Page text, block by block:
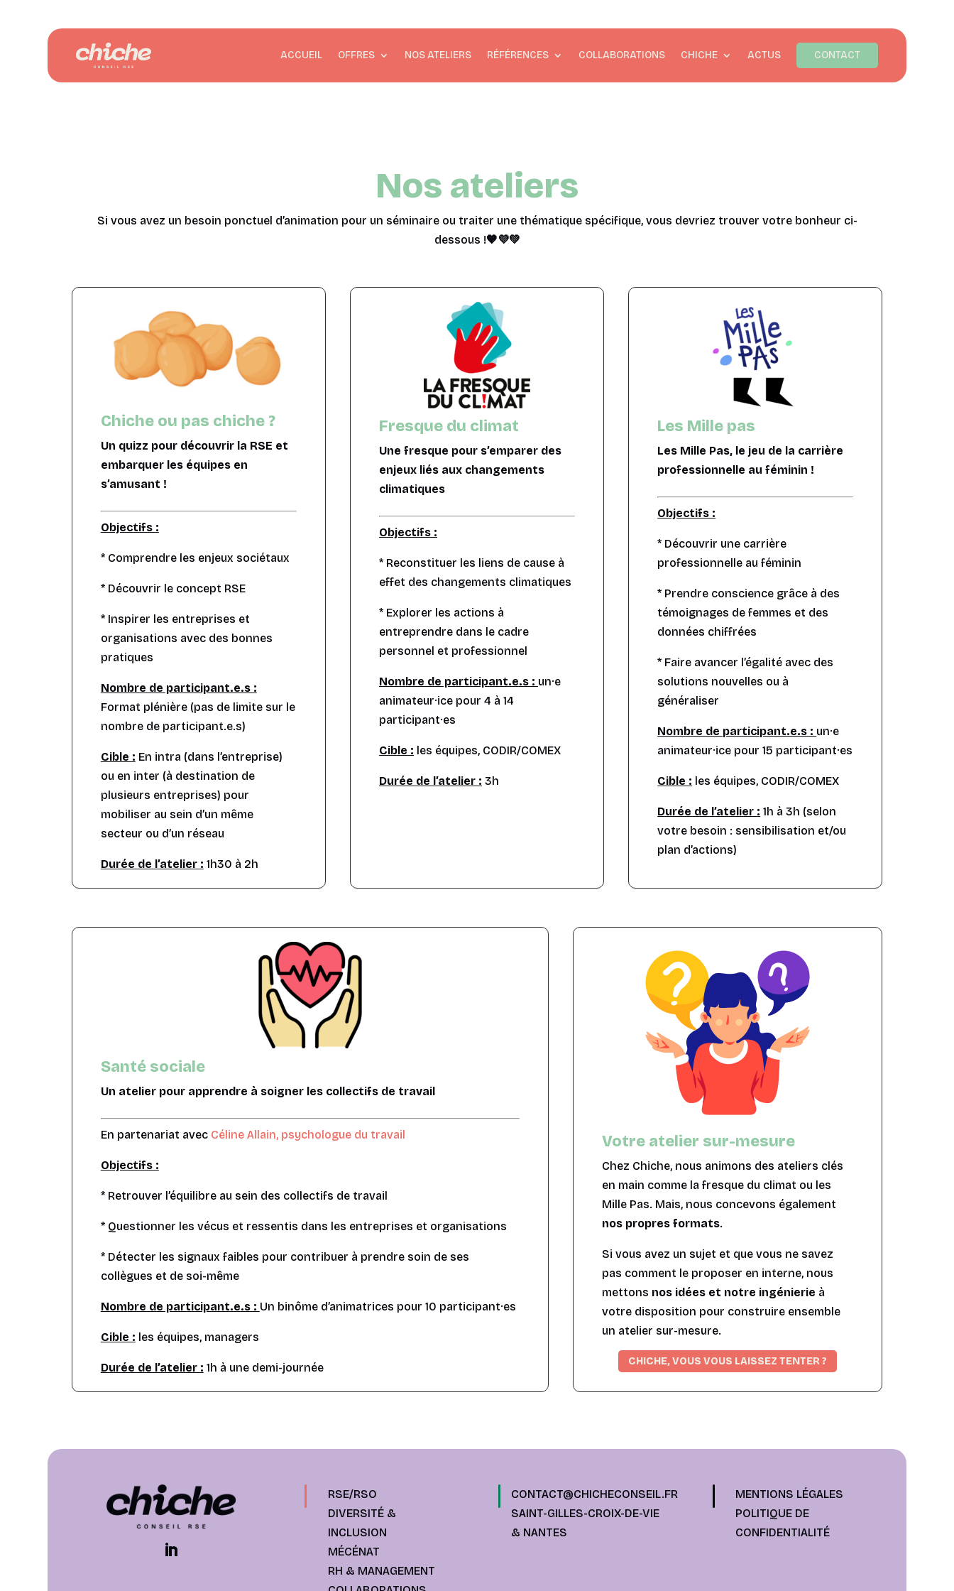
ACCUEIL OFFRES NOS ATELIERS RÉFÉRENCES COLLABORATIONS CHICHE ACTUS CONTACT
Nos ateliers
Si vous avez un besoin ponctuel d’animation pour un séminaire ou traiter une thématique spécifique, vous devriez trouver votre bonheur ci-
dessous !🧡💜💚
Chiche ou pas chiche ?
Un quizz pour découvrir la RSE et
embarquer les équipes en
s’amusant !
Objectifs :
* Comprendre les enjeux sociétaux
* Découvrir le concept RSE
* Inspirer les entreprises et
organisations avec des bonnes
pratiques
Nombre de participant.e.s :
Format plénière (pas de limite sur le
nombre de participant.e.s)
Cible : En intra (dans l’entreprise)
ou en inter (à destination de
plusieurs entreprises) pour
mobiliser au sein d’un même
secteur ou d’un réseau
Durée de l’atelier : 1h30 à 2h
Fresque du climat
Une fresque pour s’emparer des
enjeux liés aux changements
climatiques
Objectifs :
* Reconstituer les liens de cause à
effet des changements climatiques
* Explorer les actions à
entreprendre dans le cadre
personnel et professionnel
Nombre de participant.e.s : un·e
animateur·ice pour 4 à 14
participant·es
Cible : les équipes, CODIR/COMEX
Durée de l’atelier : 3h
Les Mille pas
Les Mille Pas, le jeu de la carrière
professionnelle au féminin !
Objectifs :
* Découvrir une carrière
professionnelle au féminin
* Prendre conscience grâce à des
témoignages de femmes et des
données chiffrées
* Faire avancer l’égalité avec des
solutions nouvelles ou à
généraliser
Nombre de participant.e.s : un·e
animateur·ice pour 15 participant·es
Cible : les équipes, CODIR/COMEX
Durée de l’atelier : 1h à 3h (selon
votre besoin : sensibilisation et/ou
plan d’actions)
Santé sociale
Un atelier pour apprendre à soigner les collectifs de travail
En partenariat avec Céline Allain, psychologue du travail
Objectifs :
* Retrouver l’équilibre au sein des collectifs de travail
* Questionner les vécus et ressentis dans les entreprises et organisations
* Détecter les signaux faibles pour contribuer à prendre soin de ses
collègues et de soi-même
Nombre de participant.e.s : Un binôme d’animatrices pour 10 participant·es
Cible : les équipes, managers
Durée de l’atelier : 1h à une demi-journée
Votre atelier sur-mesure
Chez Chiche, nous animons des ateliers clés
en main comme la fresque du climat ou les
Mille Pas. Mais, nous concevons également
nos propres formats.
Si vous avez un sujet et que vous ne savez
pas comment le proposer en interne, nous
mettons nos idées et notre ingénierie à
votre disposition pour construire ensemble
un atelier sur-mesure.
CHICHE, VOUS VOUS LAISSEZ TENTER ?
RSE/RSO
DIVERSITÉ &
INCLUSION
MÉCÉNAT
RH & MANAGEMENT
CONTACT@CHICHECONSEIL.FR
SAINT-GILLES-CROIX-DE-VIE
& NANTES
MENTIONS LÉGALES
POLITIQUE DE
CONFIDENTIALITÉ